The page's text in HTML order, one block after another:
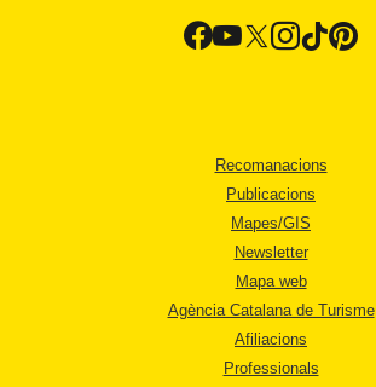
Recomanacions
Publicacions
Mapes/GIS
Newsletter
Mapa web
Agència Catalana de Turisme
Afiliacions
Professionals